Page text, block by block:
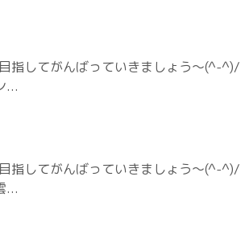
指してがんばっていきましょう〜(^-^)/
...
指してがんばっていきましょう〜(^-^)/
...